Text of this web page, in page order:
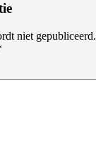
niet gepubliceerd.